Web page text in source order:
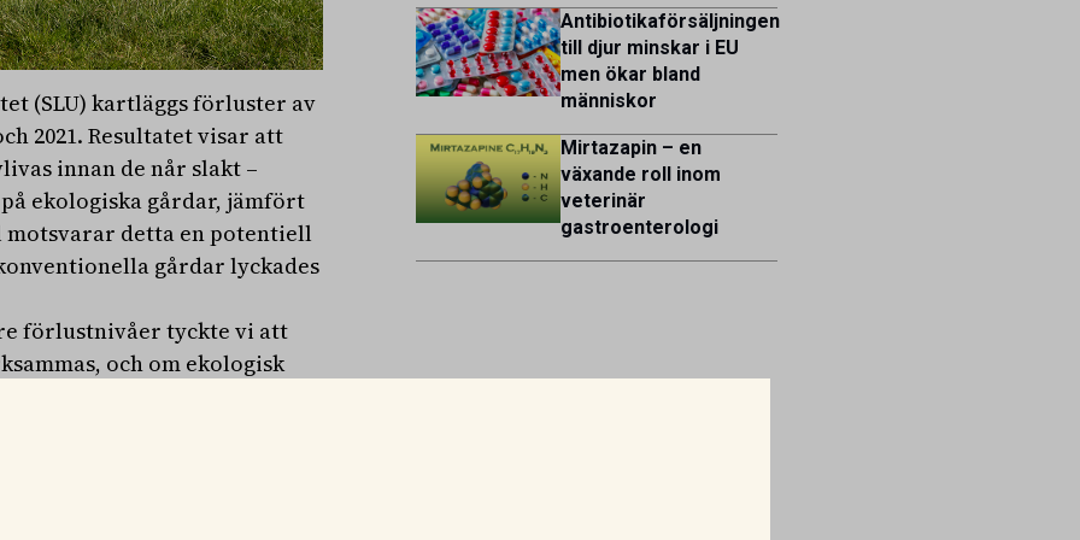
(SLU) kartläggs förluster av
2021. Resultatet visar att
innan de når slakt –
ekologiska gårdar, jämfört
motsvarar detta en potentiell
gårdar lyckades
förlustnivåer tyckte vi att
och om ekologisk
målkonflikt erkännas,
huvudförfattare.
omfattade
gick till slakt, såldes vidare,
hjälp av antalet registrerade
Antibiotikaförsäljningen
till djur minskar i EU
men ökar bland
människor
Mirtazapin – en
växande roll inom
veterinär
gastroenterologi